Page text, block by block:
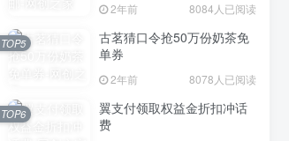
2年前 8084人已阅读
古茗猜口令抢50万份奶茶免
单券
2年前 8078人已阅读
TOP5
翼支付领取权益金折扣冲话
费
TOP6
2.1W+人已阅读
找资源 干项目 做推广 ——认准牛蛙资源